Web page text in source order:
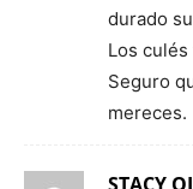
durado
Los
Seguro
mereces.